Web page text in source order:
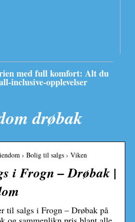
med full komfort: Alt du
inclusive-opplevelser
drøbak
› Bolig til salgs › Viken
i Frogn – Drøbak |
til salgs i Frogn – Drøbak på